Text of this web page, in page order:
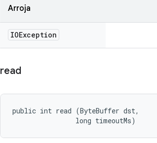
Arroja
IOException
read
public int read (ByteBuffer dst,
                long timeoutMs)